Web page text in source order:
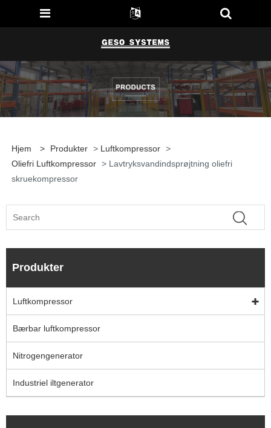
Hjem > Produkter > Luftkompressor >
Oliefri Luftkompressor > Lavtryksvandindsprøjtning oliefri
skruekompressor
Produkter
Luftkompressor
Bærbar luftkompressor
Nitrogengenerator
Industriel iltgenerator